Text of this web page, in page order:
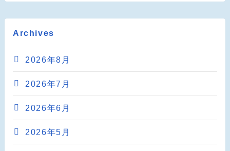
Archives
2026年8月
2026年7月
2026年6月
2026年5月